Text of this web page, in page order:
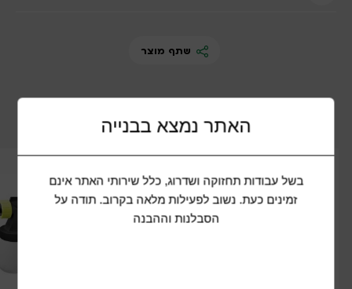
שתף מוצר
מוצרים נוספים שיכולים להתאים לכם
האתר נמצא בבנייה
בשל עבודות תחזוקה ושדרוג, כלל שירותי האתר אינם
זמינים כעת. נשוב לפעילות מלאה בקרוב. תודה על
הסבלנות וההבנה